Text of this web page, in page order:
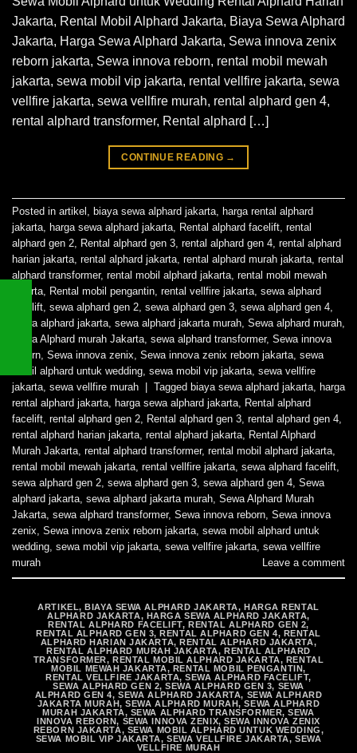
Jakarta, Rental Mobil Alphard Jakarta, Biaya Sewa Alphard
Jakarta, Harga Sewa Alphard Jakarta, Sewa innova zenix
reborn jakarta, Sewa innova reborn, rental mobil mewah
jakarta, sewa mobil vip jakarta, rental vellfire jakarta, sewa
vellfire jakarta, sewa vellfire murah, rental alphard gen 4,
rental alphard transformer, Rental alphard […]
CONTINUE READING →
Posted in artikel , biaya sewa alphard jakarta, harga rental alphard
jakarta, harga sewa alphard jakarta, Rental alphard facelift, rental
alphard gen 2, Rental alphard gen 3, rental alphard gen 4, rental alphard
harian jakarta, rental alphard jakarta, rental alphard murah jakarta, rental
alphard transformer, rental mobil alphard jakarta, rental mobil mewah
jakarta, Rental mobil pengantin, rental vellfire jakarta, sewa alphard
facelift, sewa alphard gen 2, sewa alphard gen 3, sewa alphard gen 4,
Sewa alphard jakarta, sewa alphard jakarta murah, Sewa alphard murah,
Sewa Alphard murah Jakarta, sewa alphard transformer, Sewa innova
reborn, Sewa innova zenix, Sewa innova zenix reborn jakarta, sewa
mobil alphard untuk wedding, sewa mobil vip jakarta, sewa vellfire
jakarta, sewa vellfire murah Tagged biaya sewa alphard jakarta, harga
rental alphard jakarta, harga sewa alphard jakarta, Rental alphard
facelift, rental alphard gen 2, Rental alphard gen 3, rental alphard gen 4,
rental alphard harian jakarta, rental alphard jakarta, Rental Alphard
Murah Jakarta, rental alphard transformer, rental mobil alphard jakarta,
rental mobil mewah jakarta, rental vellfire jakarta, sewa alphard facelift,
sewa alphard gen 2, sewa alphard gen 3, sewa alphard gen 4, Sewa
alphard jakarta, sewa alphard jakarta murah, Sewa Alphard Murah
Jakarta, sewa alphard transformer, Sewa innova reborn, Sewa innova
zenix, Sewa innova zenix reborn jakarta, sewa mobil alphard untuk
wedding, sewa mobil vip jakarta, sewa vellfire jakarta, sewa vellfire
murah
Leave a comment
ARTIKEL,BIAYA SEWA ALPHARD JAKARTA, HARGA RENTAL
ALPHARD JAKARTA, HARGA SEWA ALPHARD JAKARTA,
RENTAL ALPHARD FACELIFT,RENTAL ALPHARD GEN 2,
RENTAL ALPHARD GEN 3,RENTAL ALPHARD GEN 4, RENTAL
ALPHARD HARIAN JAKARTA,RENTAL ALPHARD JAKARTA,
RENTAL ALPHARD MURAH JAKARTA, RENTAL ALPHARD
TRANSFORMER,RENTAL MOBIL ALPHARD JAKARTA, RENTAL
MOBIL MEWAH JAKARTA, RENTAL MOBIL PENGANTIN,
RENTAL VELLFIRE JAKARTA,SEWA ALPHARD FACELIFT,
SEWA ALPHARD GEN 2,SEWA ALPHARD GEN 3, SEWA
ALPHARD GEN 4,SEWA ALPHARD JAKARTA, SEWA ALPHARD
JAKARTA MURAH,SEWA ALPHARD MURAH,SEWA ALPHARD
MURAH JAKARTA, SEWA ALPHARD TRANSFORMER,SEWA
INNOVA REBORN, SEWA INNOVA ZENIX,SEWA INNOVA ZENIX
REBORN JAKARTA, SEWA MOBIL ALPHARD UNTUK WEDDING,
SEWA MOBIL VIP JAKARTA,SEWA VELLFIRE JAKARTA,SEWA
VELLFIRE MURAH